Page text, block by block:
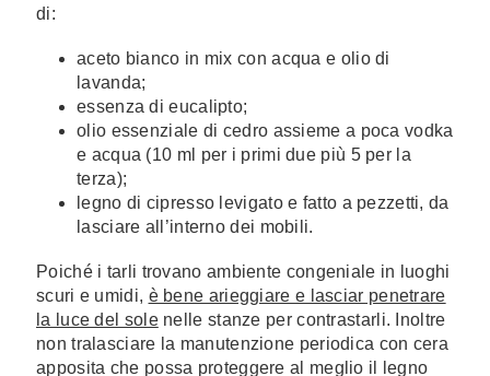
di:
aceto bianco in mix con acqua e olio di
lavanda;
essenza di eucalipto;
olio essenziale di cedro assieme a poca vodka
e acqua (10 ml per i primi due più 5 per la
terza);
legno di cipresso levigato e fatto a pezzetti, da
lasciare all’interno dei mobili.
Poiché i tarli trovano ambiente congeniale in luoghi
scuri e umidi, è bene arieggiare e lasciar penetrare
la luce del solenelle stanze per contrastarli. Inoltre
non tralasciare la manutenzione periodica con cera
apposita che possa proteggere al meglio il legno